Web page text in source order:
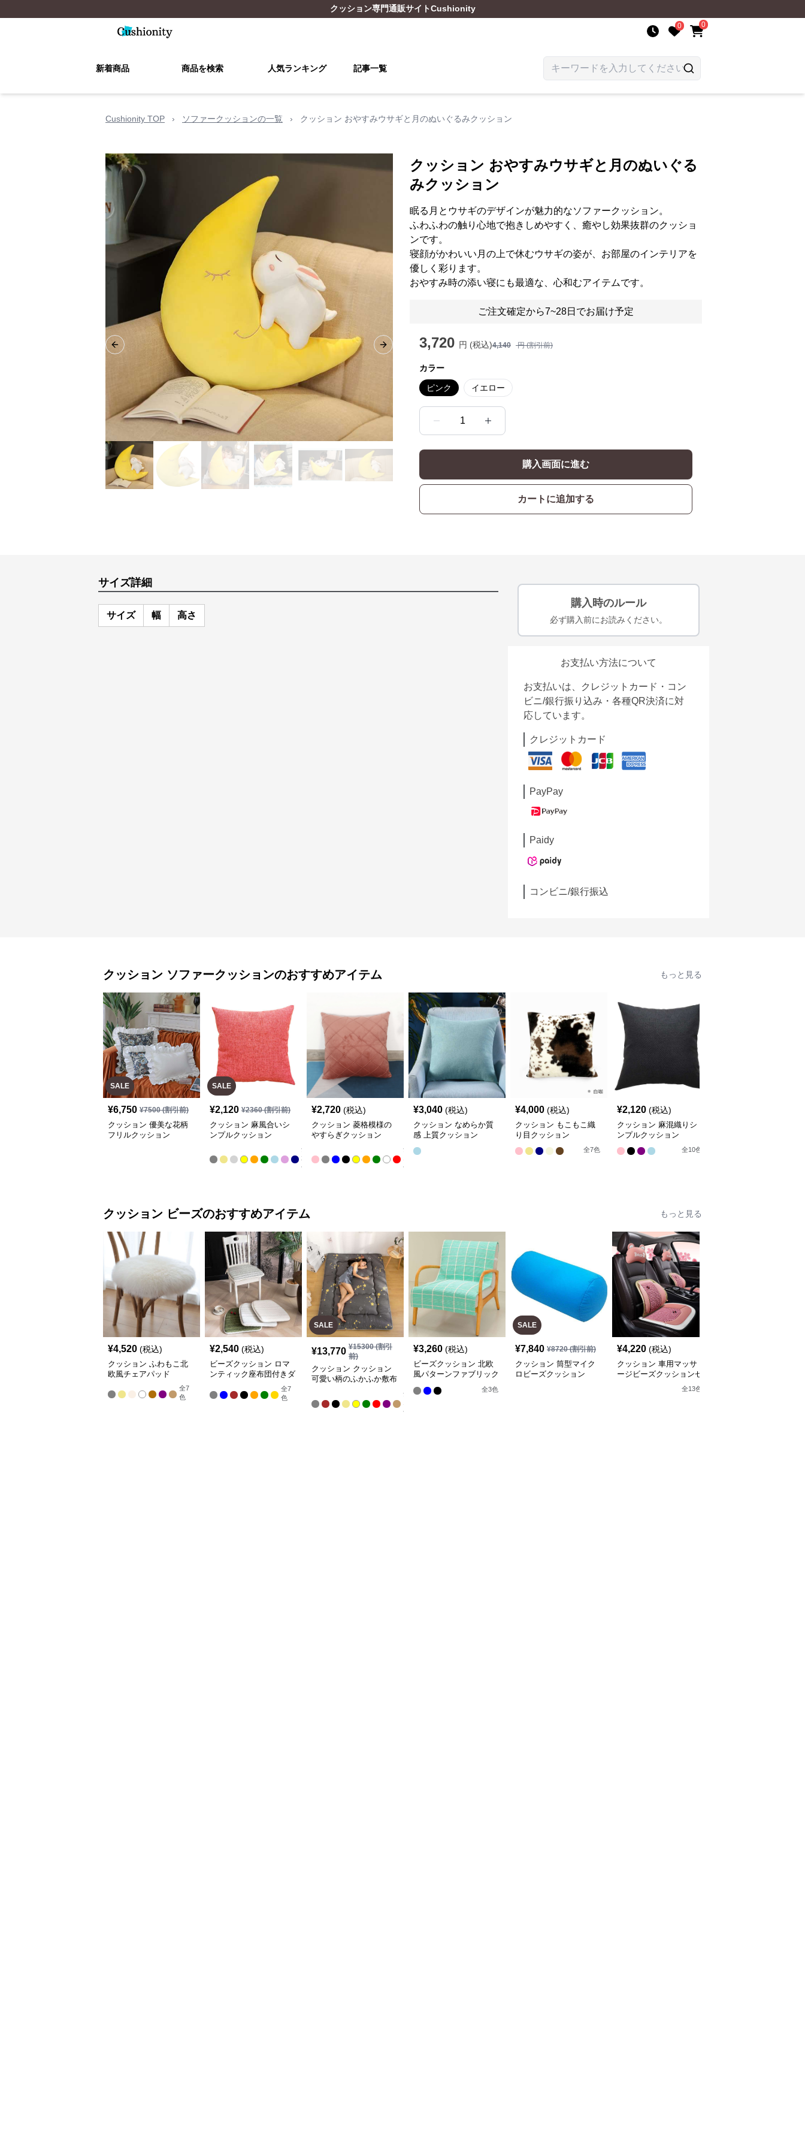
クッション専門通販サイトCushionity
0 0
新着商品 商品を検索 人気ランキング 記事一覧
Cushionity TOP › ソファークッションの一覧 › クッション おやすみウサギと月のぬいぐるみクッション
Previous slide Next slide
クッション おやすみウサギと月のぬいぐる
みクッション
眠る月とウサギのデザインが魅力的なソファークッション。
ふわふわの触り心地で抱きしめやすく、癒やし効果抜群のクッショ
ンです。
寝顔がかわいい月の上で休むウサギの姿が、お部屋のインテリアを
優しく彩ります。
おやすみ時の添い寝にも最適な、心和むアイテムです。
ご注文確定から7~28日でお届け予定
3,720 円 (税込)4,140 円 (割引前)
カラー
ピンク イエロー
1
購入画面に進む
カートに追加する
サイズ詳細
サイズ 幅 高さ
購入時のルール
必ず購入前にお読みください。
お支払い方法について
お支払いは、クレジットカード・コン
ビニ/銀行振り込み・各種QR決済に対
応しています。
クレジットカード
PayPay
Paidy
コンビニ/銀行振込
クッション ソファークッションのおすすめアイテム もっと見る
SALE
¥6,750 ¥7500(割引前)
クッション 優美な花柄
フリルクッション
SALE
¥2,120 ¥2360(割引前)
クッション 麻風合いシ
ンプルクッション
全
22
色
¥2,720 (税込)
クッション 菱格模様の
やすらぎクッション
全
色
¥3,040 (税込)
クッション なめらか質
感 上質クッション
¥4,000 (税込)
クッション もこもこ織
り目クッション
全7色
¥2,120 (税込)
クッション 麻混織りシ
ンプルクッション
全10色
クッション ビーズのおすすめアイテム もっと見る
¥4,520 (税込)
クッション ふわもこ北
欧風チェアパッド
全7
色
¥2,540 (税込)
ビーズクッション ロマ
ンティック座布団付きダ
全7
色
SALE
¥13,770 ¥15300(割引
前)
クッション クッション
可愛い柄のふかふか敷布
全
色
¥3,260 (税込)
ビーズクッション 北欧
風パターンファブリック
全3色
SALE
¥7,840 ¥8720(割引前)
クッション 筒型マイク
ロビーズクッション
¥4,220 (税込)
クッション 車用マッサ
ージビーズクッションセ
全13色